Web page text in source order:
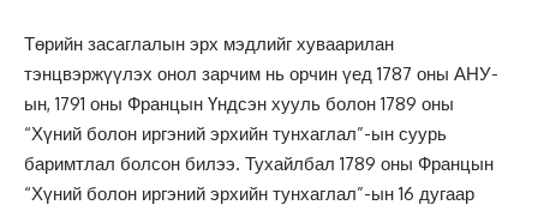
Төрийн засаглалын эрх мэдлийг хуваарилан
тэнцвэржүүлэх онол зарчим нь орчин үед 1787 оны АНУ-
ын, 1791 оны Францын Үндсэн хууль болон 1789 оны
“Хүний болон иргэний эрхийн тунхаглал”-ын суурь
баримтлал болсон билээ. Тухайлбал 1789 оны Францын
“Хүний болон иргэний эрхийн тунхаглал”-ын 16 дугаар